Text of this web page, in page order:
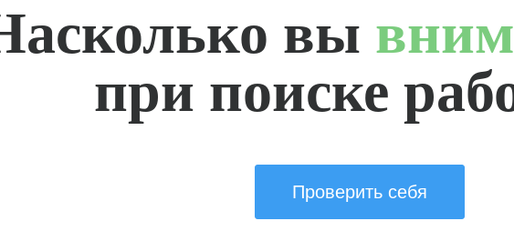
вы
при поиске
Проверить себя